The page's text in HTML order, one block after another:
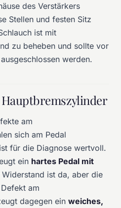
des Verstärkers
Stellen und festen Sitz
ist mit
zu beheben und sollte vor
werden.
am
sich am Pedal
für die Diagnose wertvoll.
ein hartes Pedal mit
Widerstand ist da, aber die
am
dagegen ein weiches,